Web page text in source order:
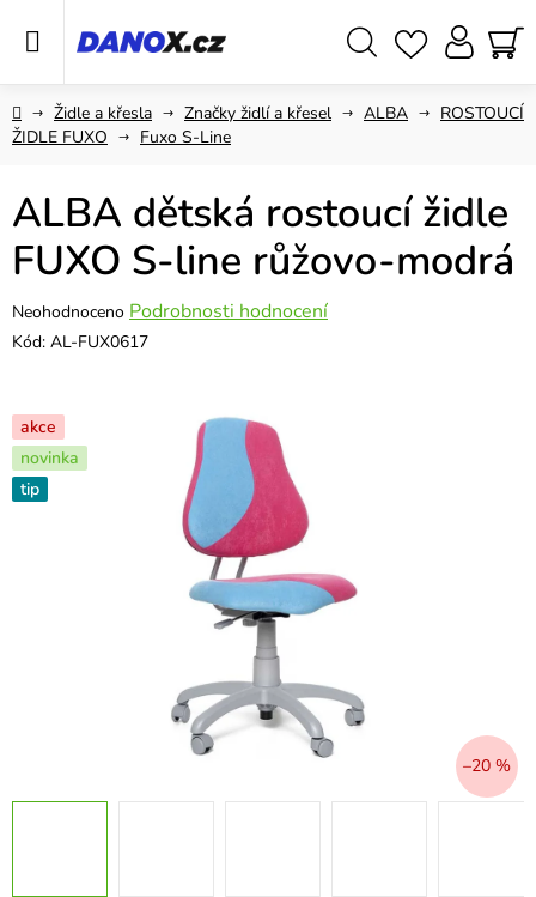
DomůŽidle a křesla Značky židlí a křesel ALBA
ROSTOUCÍ
ŽIDLE FUXO
Fuxo S-Line
ALBA dětská rostoucí židle
FUXO S-line růžovo-modrá
Průměrné
hodnocení
0,0
z
5
hvězdiček.
Neohodnoceno Podrobnosti hodnocení
Kód: AL-FUX0617
akce
novinka
tip
–20 %